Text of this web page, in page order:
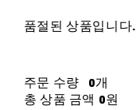
품절된 상품입니다.
주문 수량
0개
총 상품 금액 0원